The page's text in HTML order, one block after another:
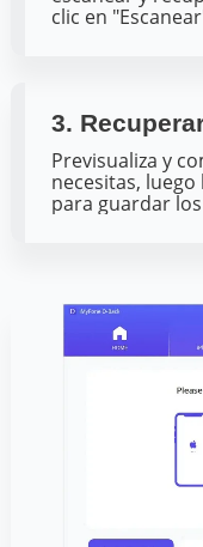
clic en
3.
Previsualiza y
necesitas, luego
para guardar